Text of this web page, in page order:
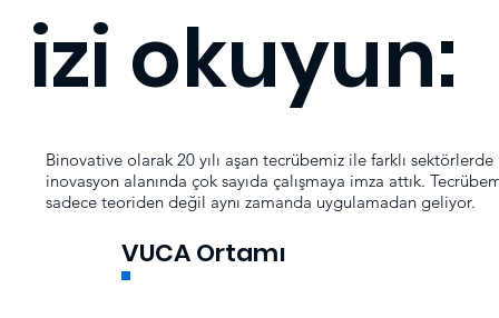
izi okuyun:
Binovative olarak 20 yılı aşan tecrübemiz ile farklı sektörlerde
inovasyon alanında çok sayıda çalışmaya imza attık.
sadece teoriden değil aynı zamanda uygulamadan geliyor.
VUCA Ortamı